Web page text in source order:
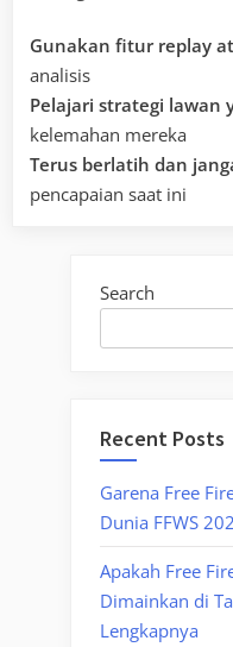
Gunakan fitur replay
analisis
Pelajari strategi lawan
kelemahan mereka
Terus berlatih dan
pencapaian saat ini
Search
Recent Posts
Garena Free
Dunia FFWS
Apakah Free
Dimainkan di
Lengkapnya